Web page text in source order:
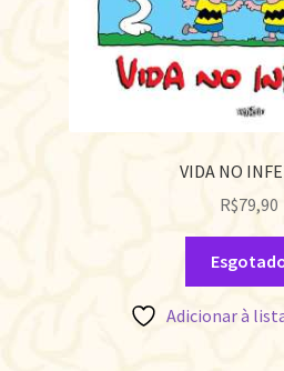
VIDA NO
R$79,90
Adicionar à